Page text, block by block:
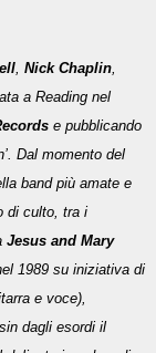
Nick Chaplin
a Reading nel
e pubblicando
Dal momento del
band più amate e
di culto, tra i
Jesus and Mary
1989 su iniziativa di
e voce),
dagli esordi il